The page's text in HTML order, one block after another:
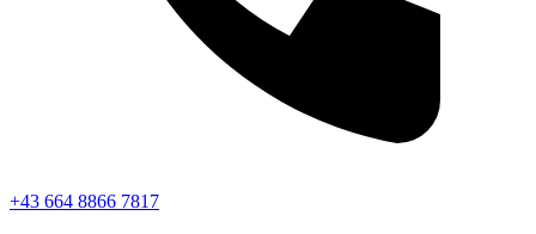
+43 664 8866 7817